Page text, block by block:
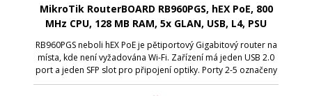
MikroTik RouterBOARD RB960PGS, hEX PoE, 800
MHz CPU, 128 MB RAM, 5x GLAN, USB, L4, PSU
RB960PGS neboli hEX PoE je pětiportový Gigabitový router na
místa, kde není vyžadována Wi-Fi. Zařízení má jeden USB 2.0
port a jeden SFP slot pro připojení optiky. Porty 2-5 označeny
jako POE Out mohou napájet další zařízení se stejným